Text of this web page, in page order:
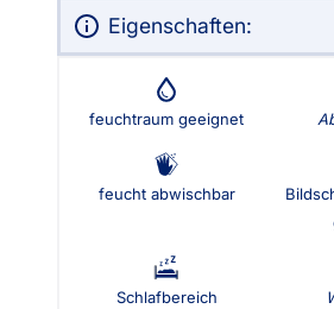
Eigenschaften:
feuchtraum geeignet
feucht abwischbar
Schlafbereich